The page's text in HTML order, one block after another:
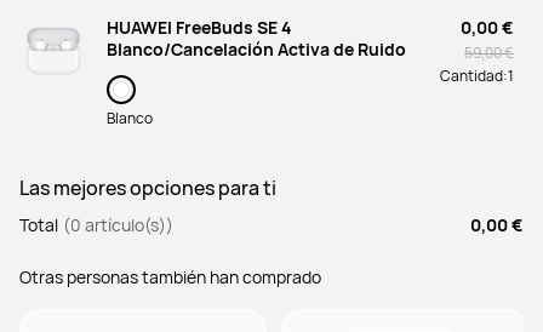
HUAWEI FreeBuds SE 4
Blanco/Cancelación Activa de Ruido
Blanco
0,00 €
59,00 €
Cantidad:1
Las mejores opciones para ti
Total (0 artículo(s)) 0,00 €
Otras personas también han comprado